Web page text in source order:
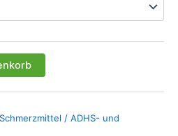
€450.00
Schmerzmittel / ADHS- und